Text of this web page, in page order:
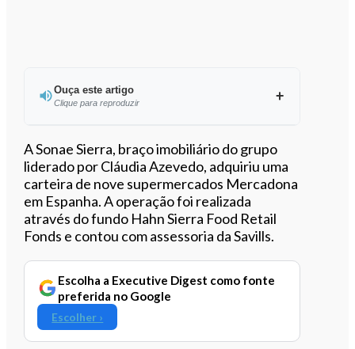
Ouça este artigo
Clique para reproduzir
0:00/1:37
A Sonae Sierra, braço imobiliário do grupo
liderado por Cláudia Azevedo, adquiriu uma
carteira de nove supermercados Mercadona
em Espanha. A operação foi realizada
através do fundo Hahn Sierra Food Retail
Fonds e contou com assessoria da Savills.
Escolha a Executive Digest como fonte
preferida no Google
Escolher ›